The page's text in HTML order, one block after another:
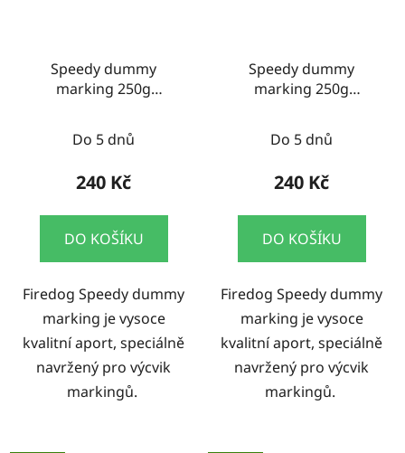
Speedy dummy
marking 250g
Do 5 dnů
240 Kč
DO KOŠÍKU
Firedog Speedy dummy
marking je vysoce
kvalitní aport, speciálně
navržený pro výcvik
markingů.
Speedy dummy
marking 250g
Do 5 dnů
240 Kč
DO KOŠÍKU
Firedog Speedy dummy
marking je vysoce
kvalitní aport, speciálně
navržený pro výcvik
markingů.